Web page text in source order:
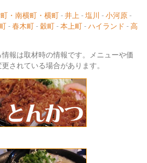
・南横町・横町 - 井上 - 塩川 - 小河原 -
- 春木町 - 穀町 - 本上町 - ハイランド - 高
報は取材時の情報です。メニューや価
されている場合があります。